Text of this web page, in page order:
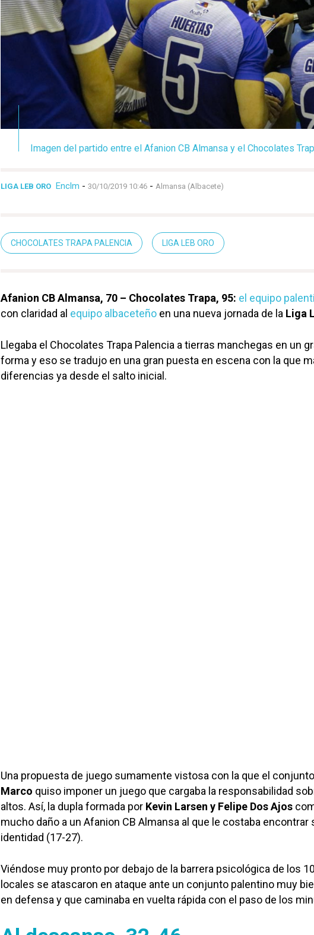
Imagen del partido entre el Afanion CB Almansa y el Chocolates
LIGA LEB ORO Enclm - 30/10/2019 10:46 - Almansa (Albacete)
CHOCOLATES TRAPA PALENCIA LIGA LEB ORO
Afanion CB Almansa, 70 – Chocolates Trapa, 95: el equipo
con claridad al equipo albaceteño en una nueva jornada de la Liga
Llegaba el Chocolates Trapa Palencia a tierras manchegas en un
forma y eso se tradujo en una gran puesta en escena con la que
diferencias ya desde el salto inicial.
Una propuesta de juego sumamente vistosa con la que el
Marco quiso imponer un juego que cargaba la responsabilidad
altos. Así, la dupla formada por Kevin Larsen y Felipe Dos Ajos
mucho daño a un Afanion CB Almansa al que le costaba encontrar
identidad (17-27).
Viéndose muy pronto por debajo de la barrera psicológica de los
locales se atascaron en ataque ante un conjunto palentino muy
en defensa y que caminaba en vuelta rápida con el paso de los